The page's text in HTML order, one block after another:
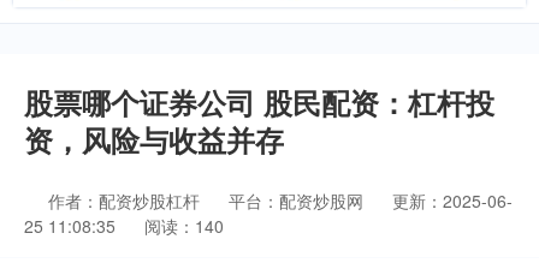
股票哪个证券公司 股民配资：杠杆投
资，风险与收益并存
作者：配资炒股杠杆 平台：配资炒股网
更新：2025-06-
25 11:08:35
阅读：140